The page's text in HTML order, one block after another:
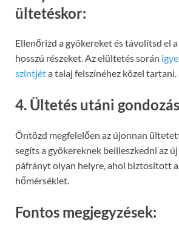
ültetéskor:
Ellenőrizd a gyökereket és távolítsd el
hosszú részeket. Az elültetés során
szintjéta talaj felszínéhez közel tartani.
4. Ültetés utáni
Öntözd megfelelően az újonnan
segíts a gyökereknek beilleszkedni az
páfrányt olyan helyre, ahol biztosított
hőmérséklet.
Fontos megjegyzések: